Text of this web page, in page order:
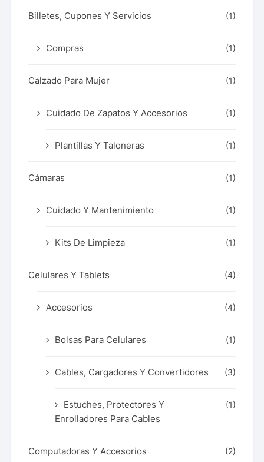
Billetes, Cupones Y Servicios (1)
Compras (1)
Calzado Para Mujer (1)
Cuidado De Zapatos Y Accesorios (1)
Plantillas Y Taloneras (1)
Cámaras (1)
Cuidado Y Mantenimiento (1)
Kits De Limpieza (1)
Celulares Y Tablets (4)
Accesorios (4)
Bolsas Para Celulares (1)
Cables, Cargadores Y Convertidores (3)
Estuches, Protectores Y
Enrolladores Para Cables
(1)
Computadoras Y Accesorios (2)